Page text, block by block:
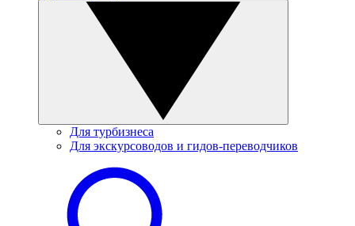
Для турбизнеса
Для экскурсоводов и гидов-переводчиков